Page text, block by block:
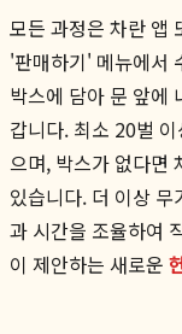
모든 과정은 차란 앱
'판매하기' 메뉴에서
박스에 담아 문 앞에
갑니다. 최소 20벌
으며, 박스가 없다면
있습니다. 더 이상
과 시간을 조율하여
이 제안하는 새로운